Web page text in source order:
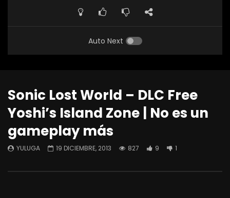
Auto Next
Sonic Lost World – DLC Free
Yoshi’s Island Zone | No es un
gameplay más
YULUGA 19 DICIEMBRE, 2013 827 9 1